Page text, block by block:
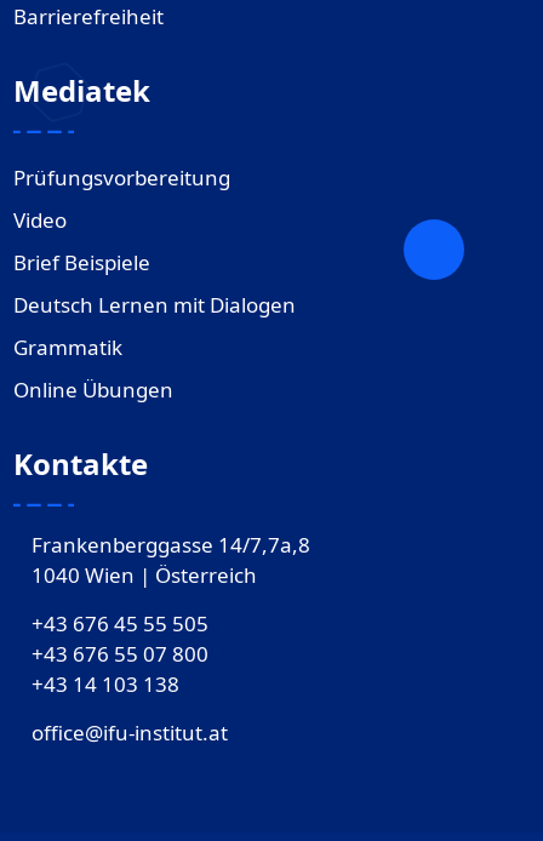
Barrierefreiheit
Mediatek
Prüfungsvorbereitung
Video
Brief Beispiele
Deutsch Lernen mit Dialogen
Grammatik
Online Übungen
Kontakte
Frankenberggasse 14/7,7a,8
1040 Wien | Österreich
+43 676 45 55 505
+43 676 55 07 800
‎+43 14 103 138
office@ifu-institut.at